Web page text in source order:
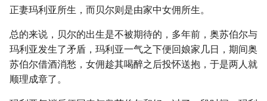
正妻玛利亚所生，而贝尔则是由家中女佣所生。
总的来说，贝尔的出生是不被期待的，多年前，奥苏伯尔与
玛利亚发生了矛盾，玛利亚一气之下便回娘家几日，期间奥
苏伯尔借酒消愁，女佣趁其喝醉之后投怀送抱，于是两人就
顺理成章了。